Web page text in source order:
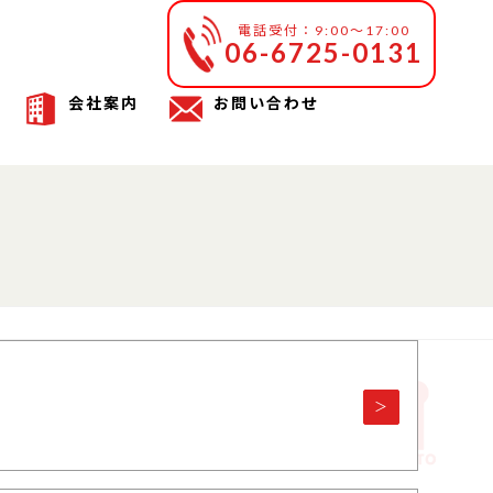
電話受付：9:00～17:00
06-6725-0131
会社案内 お問い合わせ
＞